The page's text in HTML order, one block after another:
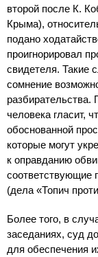
второй после К.
Крыма),
подано
проигнорировал
свидетеля. Такие
сомнение
разбирательства.
человека гласит,
обоснованной
которые могут
к оправданию
соответствующие
(дела «Топич
Более того, в
заседаниях, суд
для обеспечения